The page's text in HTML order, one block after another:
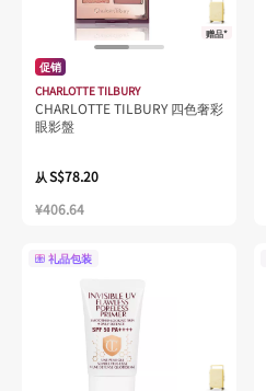
赠品*
促销
CHARLOTTE TILBURY
CHARLOTTE TILBURY 四色奢彩
眼影盤
从S$78.20
¥406.64
礼品包装